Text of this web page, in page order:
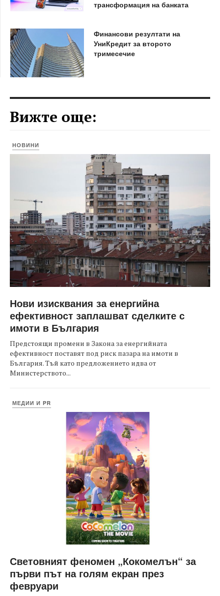
трансформация на банката
Финансови резултати на
УниКредит за второто
тримесечие
Вижте още:
НОВИНИ
Нови изисквания за енергийна
ефективност заплашват сделките с
имоти в България
Предстоящи промени в Закона за енергийната
ефективност поставят под риск пазара на имоти в
България. Тъй като предложението идва от
Министерството...
МЕДИИ И PR
Световният феномен „Кокомелън“ за
първи път на голям екран през
февруари